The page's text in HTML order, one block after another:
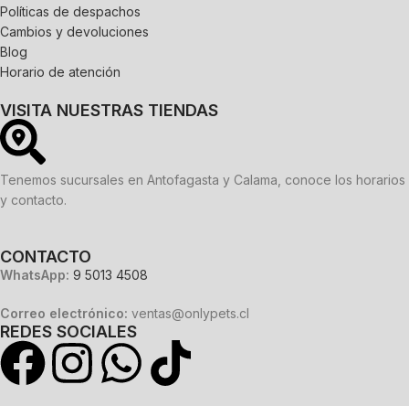
Políticas de despachos
Cambios y devoluciones
Blog
Horario de atención
VISITA NUESTRAS TIENDAS
Tenemos sucursales en Antofagasta y Calama, conoce los horarios
y contacto.
CONTACTO
WhatsApp: 9 5013 4508
Correo electrónico: ventas@onlypets.cl
REDES SOCIALES